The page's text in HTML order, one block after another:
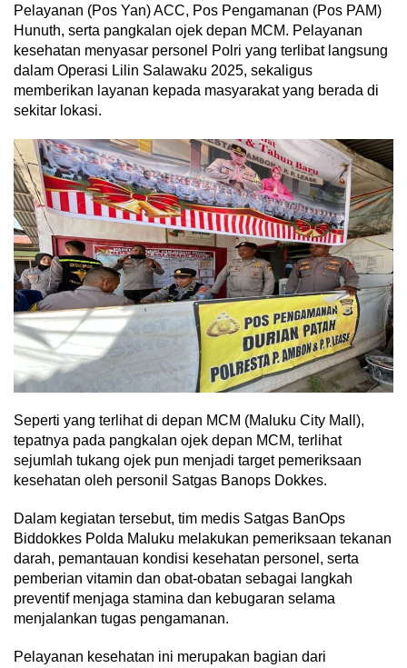
Pelayanan (Pos Yan) ACC, Pos Pengamanan (Pos PAM)
Hunuth, serta pangkalan ojek depan MCM. Pelayanan
kesehatan menyasar personel Polri yang terlibat langsung
dalam Operasi Lilin Salawaku 2025, sekaligus
memberikan layanan kepada masyarakat yang berada di
sekitar lokasi.
Seperti yang terlihat di depan MCM (Maluku City Mall),
tepatnya pada pangkalan ojek depan MCM, terlihat
sejumlah tukang ojek pun menjadi target pemeriksaan
kesehatan oleh personil Satgas Banops Dokkes.
Dalam kegiatan tersebut, tim medis Satgas BanOps
Biddokkes Polda Maluku melakukan pemeriksaan tekanan
darah, pemantauan kondisi kesehatan personel, serta
pemberian vitamin dan obat-obatan sebagai langkah
preventif menjaga stamina dan kebugaran selama
menjalankan tugas pengamanan.
Pelayanan kesehatan ini merupakan bagian dari